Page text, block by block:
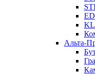
Альта-